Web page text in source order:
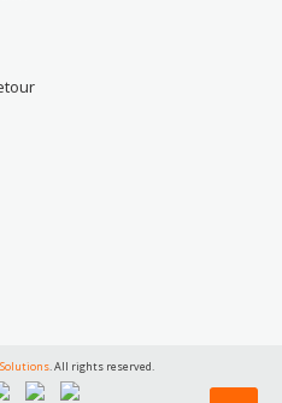
. All rights reserved.